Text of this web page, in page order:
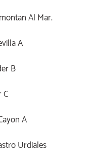
Al Mar.
A
B
C
A
Urdiales